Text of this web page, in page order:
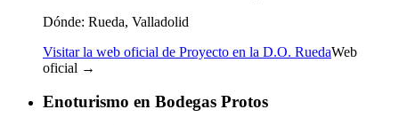
Dónde: Rueda, Valladolid
Visitar la web oficial de Proyecto en la D.O. RuedaWeb
oficial →
Enoturismo en Bodegas Protos